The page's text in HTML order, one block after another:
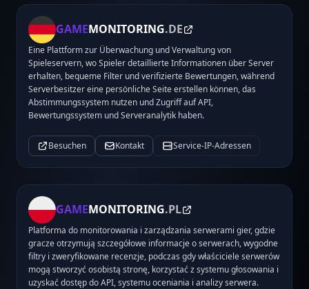
GAMEMONITORING.DE
Eine Plattform zur Überwachung und Verwaltung von
Spieleservern, wo Spieler detaillierte Informationen über Server
erhalten, bequeme Filter und verifizierte Bewertungen, während
Serverbesitzer eine persönliche Seite erstellen können, das
Abstimmungssystem nutzen und Zugriff auf API,
Bewertungssystem und Serveranalytik haben.
Besuchen Kontakt Service-IP-Adressen
GAMEMONITORING.PL
Platforma do monitorowania i zarządzania serwerami gier, gdzie
gracze otrzymują szczegółowe informacje o serwerach, wygodne
filtry i zweryfikowane recenzje, podczas gdy właściciele serwerów
mogą stworzyć osobistą stronę, korzystać z systemu głosowania i
uzyskać dostęp do API, systemu oceniania i analizy serwera.